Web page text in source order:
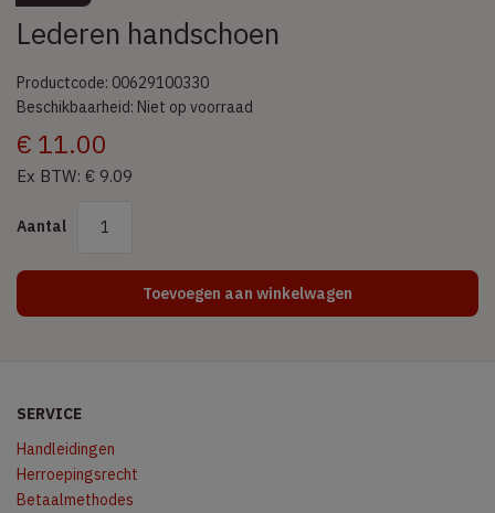
Lederen handschoen
Productcode: 00629100330
Beschikbaarheid: Niet op voorraad
€ 11.00
Ex BTW: € 9.09
Aantal
Toevoegen aan winkelwagen
SERVICE
Handleidingen
Herroepingsrecht
Betaalmethodes